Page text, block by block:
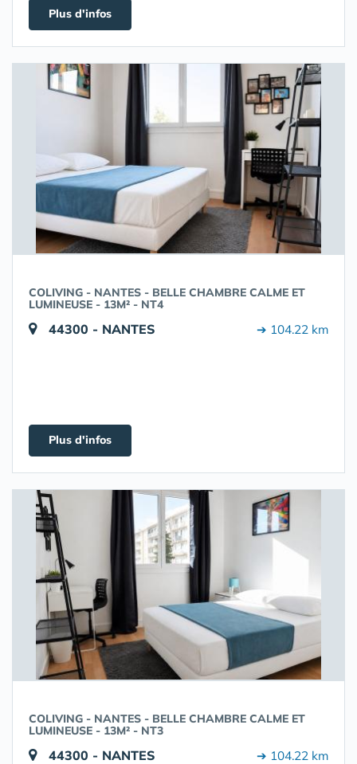
Plus d'infos
COLIVING - NANTES - BELLE CHAMBRE CALME ET
LUMINEUSE - 13M² - NT4
44300 - NANTES ➔ 104.22 km
Plus d'infos
COLIVING - NANTES - BELLE CHAMBRE CALME ET
LUMINEUSE - 13M² - NT3
44300 - NANTES ➔ 104.22 km